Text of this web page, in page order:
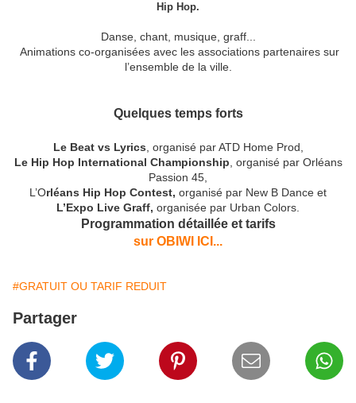
Hip Hop.
Danse, chant, musique, graff...
Animations co-organisées avec les associations partenaires sur
l’ensemble de la ville.
Quelques temps forts
Le Beat vs Lyrics , organisé par ATD Home Prod,
Le Hip Hop International Championship , organisé par Orléans
Passion 45,
L’Orléans Hip Hop Contest, organisé par New B Dance et
L’Expo Live Graff, organisée par Urban Colors.
Programmation détaillée et tarifs
sur OBIWI ICI...
#GRATUIT OU TARIF REDUIT
Partager